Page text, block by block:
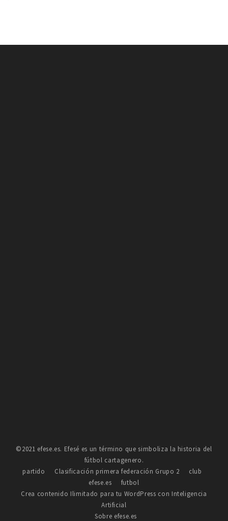
©2021 efese.es. Efesé es un término que simboliza la historia del
fútbol cartagenero.
partido
Clasificación primera federación Grupo 2
club
efese.es
futbol
Crea contenido Ilimitado para tu WordPress con Inteligencia
Artificial
Sobre efese.es